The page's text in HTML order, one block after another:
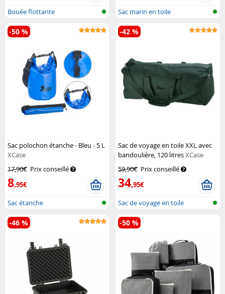
Bouée flottante Sac marin en toile
Sac polochon étanche - Bleu - 5 L
XCase
17,90€ Prix conseillé
8,95€
-50 %
Sac étanche
Sac de voyage en toile XXL avec
bandoulière, 120 litresXCase
59,90€ Prix conseillé
34,95€
-42 %
Sac de voyage en toile
-46 % -50 %